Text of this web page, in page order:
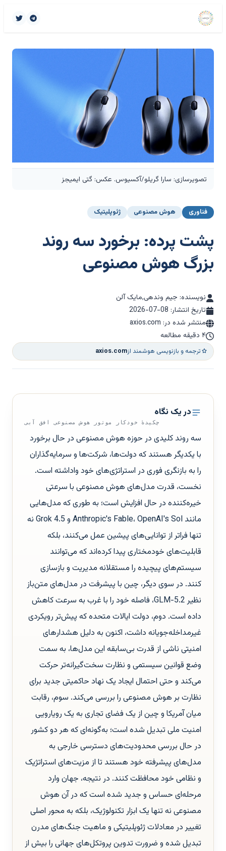
تصویرسازی: سارا گریلو/آکسیوس. عکس: گتی ایمیجز
فناوری هوش مصنوعی ژئوپلیتیک
پشت پرده: برخورد سه روند
بزرگ هوش مصنوعی
نویسنده: جیم وندهی,مایک آلن
تاریخ انتشار: 2026-07-08
منتشر شده در: axios.com
۴ دقیقه مطالعه
ترجمه و بازنویسی هوشمند ازaxios.com
در یک نگاه
چکیدهٔ خودکار موتور هوش مصنوعی افق آبی
سه روند کلیدی در حوزه هوش مصنوعی در حال برخورد
با یکدیگر هستند که دولت‌ها، شرکت‌ها و سرمایه‌گذاران
را به بازنگری فوری در استراتژی‌های خود واداشته است.
نخست، قدرت مدل‌های هوش مصنوعی با سرعتی
خیره‌کننده در حال افزایش است؛ به طوری که مدل‌هایی
مانند Anthropic's Fable، OpenAI's Sol و Grok 4.5 نه
تنها فراتر از توانایی‌های پیشین عمل می‌کنند، بلکه
قابلیت‌های خودمختاری پیدا کرده‌اند که می‌توانند
سیستم‌های پیچیده را مستقلانه مدیریت و بازسازی
کنند. در سوی دیگر، چین با پیشرفت در مدل‌های متن‌باز
نظیر GLM-5.2، فاصله خود را با غرب به سرعت کاهش
داده است. دوم، دولت ایالات متحده که پیش‌تر رویکردی
غیرمداخله‌جویانه داشت، اکنون به دلیل هشدارهای
امنیتی ناشی از قدرت بی‌سابقه این مدل‌ها، به سمت
وضع قوانین سیستمی و نظارت سخت‌گیرانه‌تر حرکت
می‌کند و حتی احتمال ایجاد یک نهاد حاکمیتی جدید برای
نظارت بر هوش مصنوعی را بررسی می‌کند. سوم، رقابت
میان آمریکا و چین از یک فضای تجاری به یک رویارویی
امنیت ملی تبدیل شده است؛ به‌گونه‌ای که هر دو کشور
در حال بررسی محدودیت‌های دسترسی خارجی به
مدل‌های پیشرفته خود هستند تا از مزیت‌های استراتژیک
و نظامی خود محافظت کنند. در نتیجه، جهان وارد
مرحله‌ای حساس و جدید شده است که در آن هوش
مصنوعی نه تنها یک ابزار تکنولوژیک، بلکه به محور اصلی
تغییر در معادلات ژئوپلیتیکی و ماهیت جنگ‌های مدرن
تبدیل شده و ضرورت تدوین پروتکل‌های جهانی را بیش از